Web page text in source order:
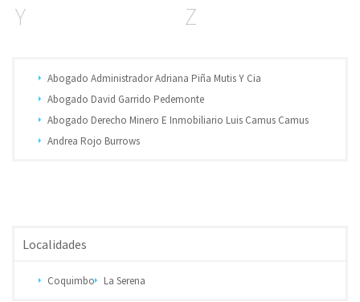
Y
Z
Abogado Administrador Adriana Piña Mutis Y Cia
Abogado David Garrido Pedemonte
Abogado Derecho Minero E Inmobiliario Luis Camus Camus
Andrea Rojo Burrows
Localidades
Coquimbo La Serena